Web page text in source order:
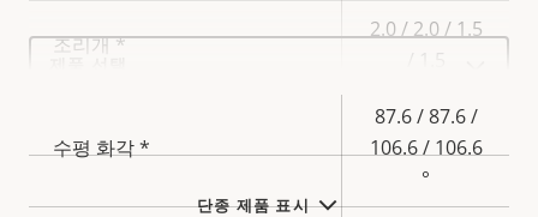
명
조리개 *
2.0 / 2.0 / 1.5
/ 1.5
수평 화각 *
87.6 / 87.6 /
106.6 / 106.6
°
Select
단종 제품 표시